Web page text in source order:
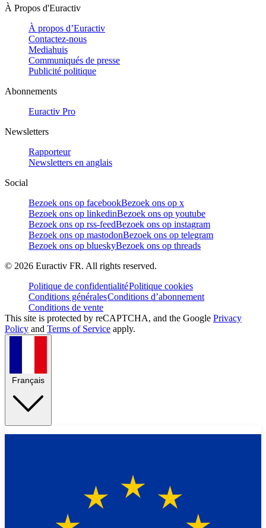
À Propos d'Euractiv
À propos d’Euractiv
Contactez-nous
Mediahuis
Communiqués de presse
Publicité politique
Abonnements
Euractiv Pro
Newsletters
Rapporteur
Newsletters en anglais
Social
Bezoek ons op facebookBezoek ons op x
Bezoek ons op linkedinBezoek ons op youtube
Bezoek ons op rss-feedBezoek ons op instagram
Bezoek ons op mastodonBezoek ons op telegram
Bezoek ons op blueskyBezoek ons op threads
© 2026 Euractiv FR. All rights reserved.
Politique de confidentialitéPolitique cookies
Conditions généralesConditions d’abonnement
Conditions de vente
This site is protected by reCAPTCHA, and the Google Privacy
Policy and Terms of Service apply.
Français